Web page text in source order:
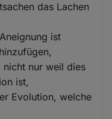
das Lachen
ist
nicht nur weil dies
ist,
Evolution, welche